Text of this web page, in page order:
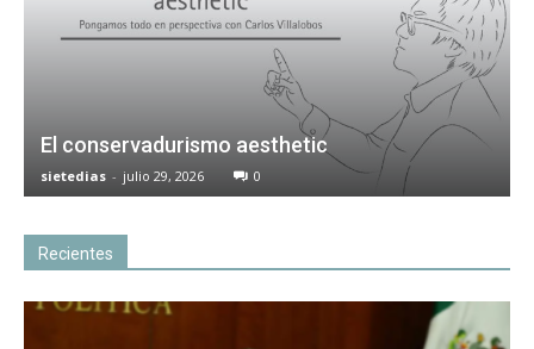
El conservadurismo aesthetic
sietedias - julio 29, 2026 0
Recientes